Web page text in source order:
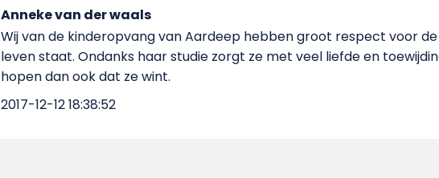
Anneke van der waals
Wij van de kinderopvang van Aardeep hebben groot respect voor
leven staat. Ondanks haar studie zorgt ze met veel liefde en
hopen dan ook dat ze wint.
2017-12-12 18:38:52